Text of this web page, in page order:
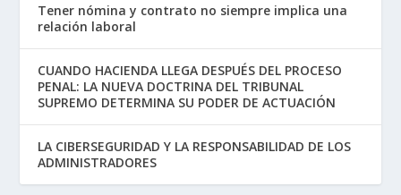
Tener nómina y contrato no siempre implica una
relación laboral
CUANDO HACIENDA LLEGA DESPUÉS DEL PROCESO
PENAL: LA NUEVA DOCTRINA DEL TRIBUNAL
SUPREMO DETERMINA SU PODER DE ACTUACIÓN
LA CIBERSEGURIDAD Y LA RESPONSABILIDAD DE LOS
ADMINISTRADORES